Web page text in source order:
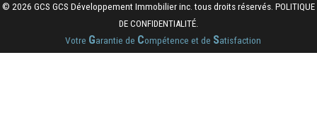
© 2026 GCS GCS Développement Immobilier inc. tous droits réservés. POLITIQUE
DE CONFIDENTIALITÉ.
Votre Garantie de Compétence et de Satisfaction